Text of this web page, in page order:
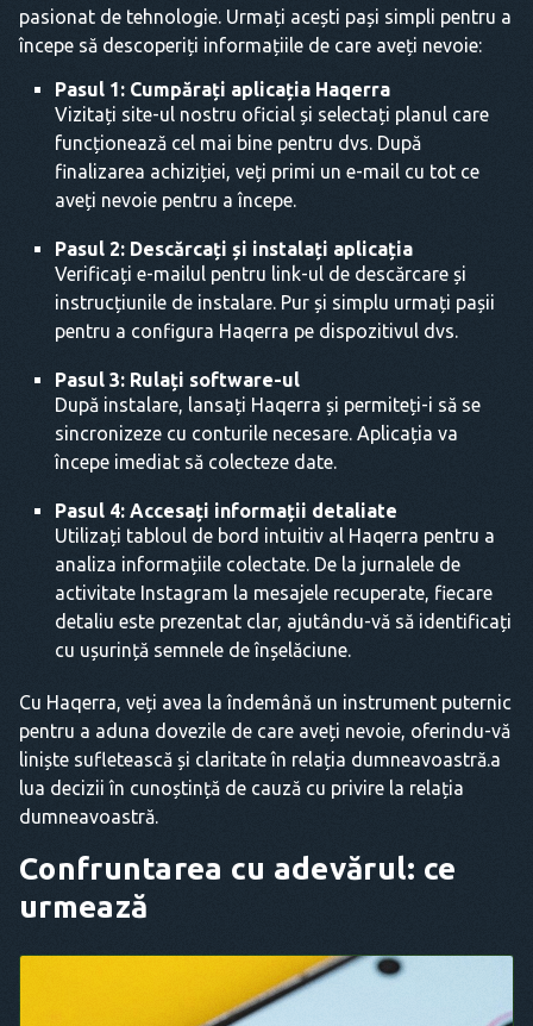
pasionat de tehnologie. Urmați acești pași simpli pentru a
începe să descoperiți informațiile de care aveți nevoie:
Pasul 1: Cumpărați aplicația Haqerra
Vizitați site-ul nostru oficial și selectați planul care
funcționează cel mai bine pentru dvs. După
finalizarea achiziției, veți primi un e-mail cu tot ce
aveți nevoie pentru a începe.
Pasul 2: Descărcați și instalați aplicația
Verificați e-mailul pentru link-ul de descărcare și
instrucțiunile de instalare. Pur și simplu urmați pașii
pentru a configura Haqerra pe dispozitivul dvs.
Pasul 3: Rulați software-ul
După instalare, lansați Haqerra și permiteți-i să se
sincronizeze cu conturile necesare. Aplicația va
începe imediat să colecteze date.
Pasul 4: Accesați informații detaliate
Utilizați tabloul de bord intuitiv al Haqerra pentru a
analiza informațiile colectate. De la jurnalele de
activitate Instagram la mesajele recuperate, fiecare
detaliu este prezentat clar, ajutându-vă să identificați
cu ușurință semnele de înșelăciune.
Cu Haqerra, veți avea la îndemână un instrument puternic
pentru a aduna dovezile de care aveți nevoie, oferindu-vă
liniște sufletească și claritate în relația dumneavoastră.a
lua decizii în cunoștință de cauză cu privire la relația
dumneavoastră.
Confruntarea cu adevărul: ce
urmează